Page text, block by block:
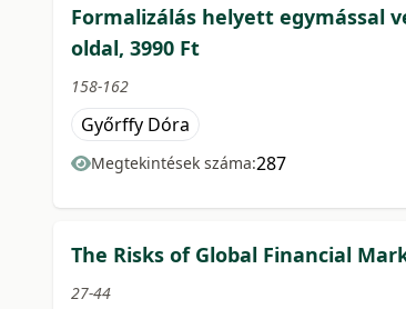
Formalizálás helyett egymással
oldal, 3990 Ft
158-162
Győrffy Dóra
Megtekintések száma:287
The Risks of Global Financial
27-44